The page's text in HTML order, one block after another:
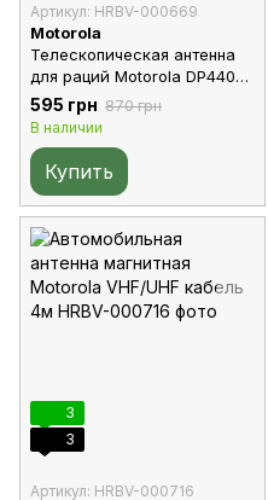
Артикул: HRBV-000669
Motorola
Телескопическая антенна
для раций Motorola DP4400,
DP4400e , DP4800e,
DP4800, R7
595 грн 870 грн
В наличии
Купить
3
3
Артикул: HRBV-000716